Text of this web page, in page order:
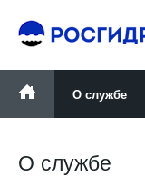
О службе
О службе